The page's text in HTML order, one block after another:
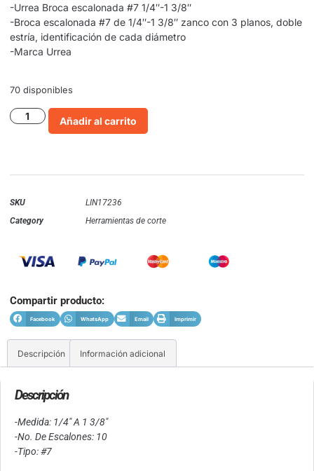
-Urrea Broca escalonada #7 1/4″-1 3/8″
-Broca escalonada #7 de 1/4″-1 3/8″ zanco con 3 planos, doble
estría, identificación de cada diámetro
-Marca Urrea
70 disponibles
Añadir al carrito
SKU
LIN17236
Category
Herramientas de corte
Compartir producto:
Facebook WhatsApp Email Imprimir
Descripción Información adicional
Descripción
-Medida: 1/4″ A 1 3/8″
-No. De Escalones: 10
-Tipo: #7